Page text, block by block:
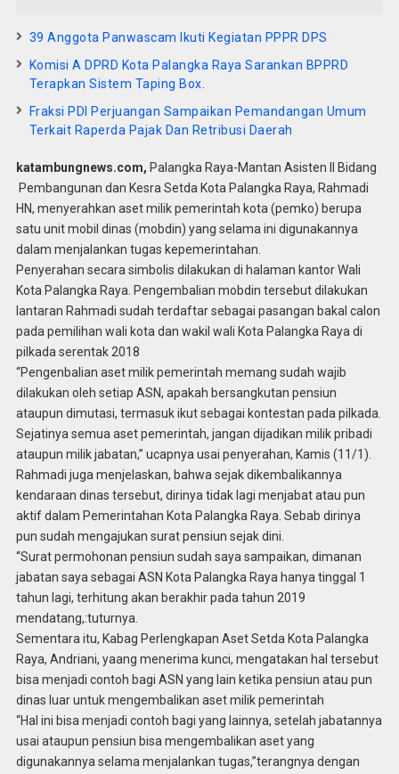
39 Anggota Panwascam Ikuti Kegiatan PPPR DPS
Komisi A DPRD Kota Palangka Raya Sarankan BPPRD
Terapkan Sistem Taping Box.
Fraksi PDI Perjuangan Sampaikan Pemandangan Umum
Terkait Raperda Pajak Dan Retribusi Daerah
katambungnews.com, Palangka Raya-Mantan Asisten II Bidang
Pembangunan dan Kesra Setda Kota Palangka Raya, Rahmadi
HN, menyerahkan aset milik pemerintah kota (pemko) berupa
satu unit mobil dinas (mobdin) yang selama ini digunakannya
dalam menjalankan tugas kepemerintahan.
Penyerahan secara simbolis dilakukan di halaman kantor Wali
Kota Palangka Raya. Pengembalian mobdin tersebut dilakukan
lantaran Rahmadi sudah terdaftar sebagai pasangan bakal calon
pada pemilihan wali kota dan wakil wali Kota Palangka Raya di
pilkada serentak 2018
“Pengenbalian aset milik pemerintah memang sudah wajib
dilakukan oleh setiap ASN, apakah bersangkutan pensiun
ataupun dimutasi, termasuk ikut sebagai kontestan pada pilkada.
Sejatinya semua aset pemerintah, jangan dijadikan milik pribadi
ataupun milik jabatan,” ucapnya usai penyerahan, Kamis (11/1).
Rahmadi juga menjelaskan, bahwa sejak dikembalikannya
kendaraan dinas tersebut, dirinya tidak lagi menjabat atau pun
aktif dalam Pemerintahan Kota Palangka Raya. Sebab dirinya
pun sudah mengajukan surat pensiun sejak dini.
“Surat permohonan pensiun sudah saya sampaikan, dimanan
jabatan saya sebagai ASN Kota Palangka Raya hanya tinggal 1
tahun lagi, terhitung akan berakhir pada tahun 2019
mendatang,:tuturnya.
Sementara itu, Kabag Perlengkapan Aset Setda Kota Palangka
Raya, Andriani, yaang menerima kunci, mengatakan hal tersebut
bisa menjadi contoh bagi ASN yang lain ketika pensiun atau pun
dinas luar untuk mengembalikan aset milik pemerintah
“Hal ini bisa menjadi contoh bagi yang lainnya, setelah jabatannya
usai ataupun pensiun bisa mengembalikan aset yang
digunakannya selama menjalankan tugas,”terangnya dengan